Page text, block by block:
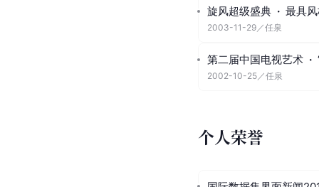
旋风超级盛典 · 最具
2003-11-29／任泉
第二届中国电视艺术 ·
2002-10-25／任泉
个人荣誉